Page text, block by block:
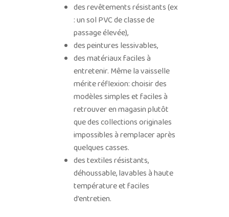
des revêtements résistants (ex
: un sol PVC de classe de
passage élevée),
des peintures lessivables,
des matériaux faciles à
entretenir. Même la vaisselle
mérite réflexion: choisir des
modèles simples et faciles à
retrouver en magasin plutôt
que des collections originales
impossibles à remplacer après
quelques casses.
des textiles résistants,
déhoussable, lavables à haute
température et faciles
d’entretien.